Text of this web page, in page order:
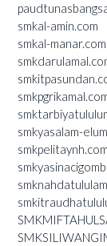
smkal-amin.com
smkal-manar.com
smkyasalam-
smkpelitaynh.com